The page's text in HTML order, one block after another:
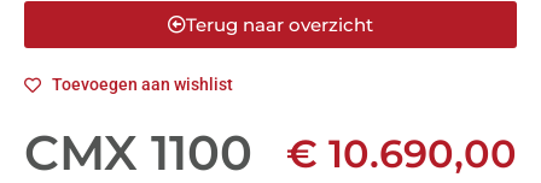
Terug naar overzicht
Toevoegen aan wishlist
CMX 1100 € 10.690,00